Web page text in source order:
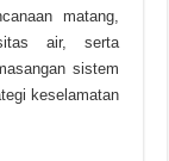
matang,
air, serta
sistem
keselamatan